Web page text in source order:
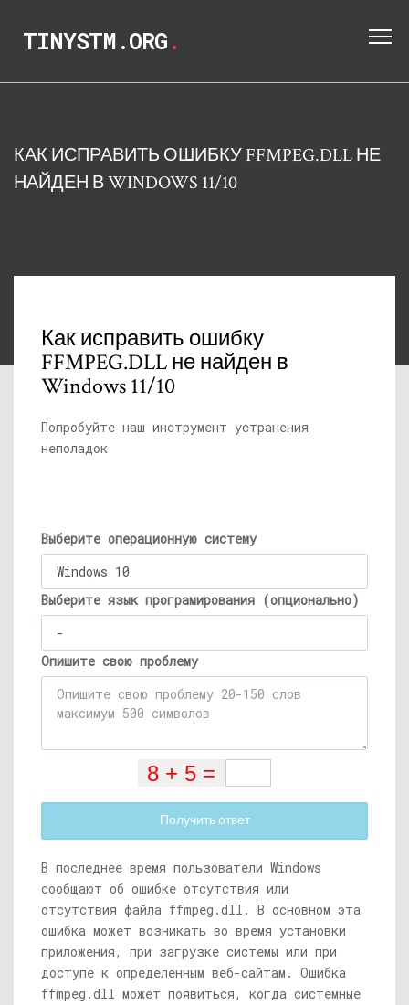
TINYSTM.ORG.
КАК ИСПРАВИТЬ ОШИБКУ FFMPEG.DLL НЕ
НАЙДЕН В WINDOWS 11/10
Как исправить ошибку
FFMPEG.DLL не найден в
Windows 11/10
Попробуйте наш инструмент устранения
неполадок
Выберите операционную систему
Выберите язык програмирования (опционально)
Опишите свою проблему
Получить ответ
В последнее время пользователи Windows
сообщают об ошибке отсутствия или
отсутствия файла ffmpeg.dll . В основном эта
ошибка может возникать во время установки
приложения, при загрузке системы или при
доступе к определенным веб-сайтам. Ошибка
ffmpeg.dll может появиться, когда системные